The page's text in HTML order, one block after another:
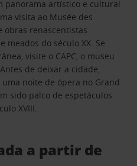
panorama artístico e cultural
visita ao Musée des
obras renascentistas
meados do século XX. Se
visite o CAPC, o museu
de deixar a cidade,
noite de ópera no Grand
sido palco de espetáculos
XVIII.
a partir de